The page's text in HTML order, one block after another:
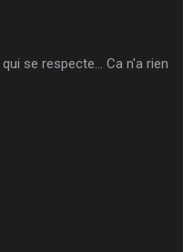
se respecte... Ca n'a rien